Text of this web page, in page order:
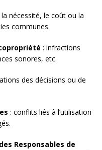
nécessité, le coût ou la
communes.
: infractions
sonores, etc.
des décisions ou de
: conflits liés à l’utilisation
Responsables de